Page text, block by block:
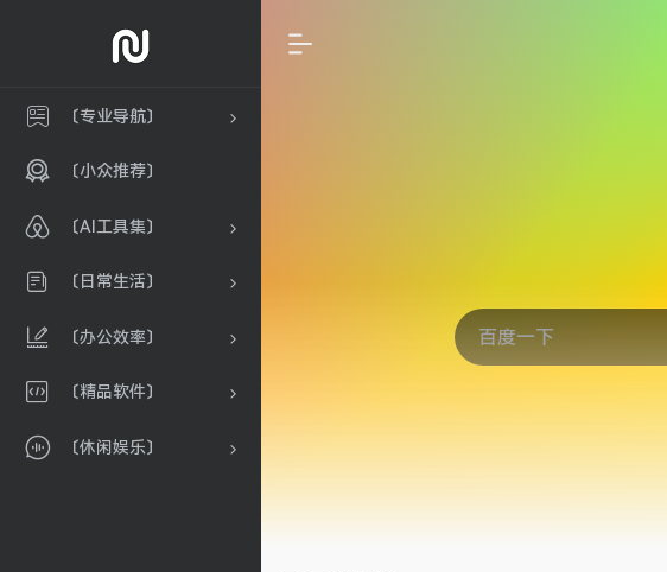
〔专业导航〕
〔小众推荐〕
〔AI工具集〕
〔日常生活〕
〔办公效率〕
〔精品软件〕
〔休闲娱乐〕